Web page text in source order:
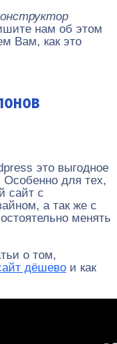
нам об этом
Вам, как это
это выгодное
для тех,
сайт с
а так же с
менять
о том,
дёшево и как